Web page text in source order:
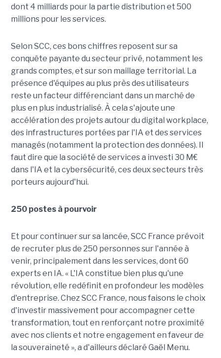
dont 4 milliards pour la partie distribution et 500
millions pour les services.
Selon SCC, ces bons chiffres reposent sur sa
conquête payante du secteur privé, notamment les
grands comptes, et sur son maillage territorial. La
présence d'équipes au plus près des utilisateurs
reste un facteur différenciant dans un marché de
plus en plus industrialisé. À cela s'ajoute une
accélération des projets autour du digital workplace,
des infrastructures portées par l'IA et des services
managés (notamment la protection des données). Il
faut dire que la société de services a investi 30 M€
dans l'IA et la cybersécurité, ces deux secteurs très
porteurs aujourd'hui.
250 postes à pourvoir
Et pour continuer sur sa lancée, SCC France prévoit
de recruter plus de 250 personnes sur l'année à
venir, principalement dans les services, dont 60
experts en IA. « L'IA constitue bien plus qu'une
révolution, elle redéfinit en profondeur les modèles
d'entreprise. Chez SCC France, nous faisons le choix
d'investir massivement pour accompagner cette
transformation, tout en renforçant notre proximité
avec nos clients et notre engagement en faveur de
la souveraineté », a d'ailleurs déclaré Gaël Menu.